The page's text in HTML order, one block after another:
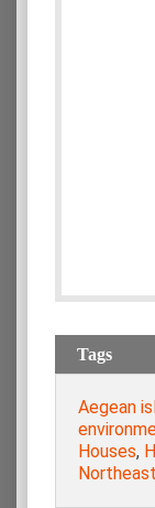
Tags
Aegean
Houses,